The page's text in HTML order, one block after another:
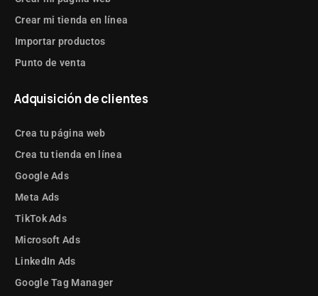
Crear mi tienda en línea
Importar productos
Punto de venta
Adquisición de clientes
Crea tu página web
Crea tu tienda en línea
Google Ads
Meta Ads
TikTok Ads
Microsoft Ads
LinkedIn Ads
Google Tag Manager